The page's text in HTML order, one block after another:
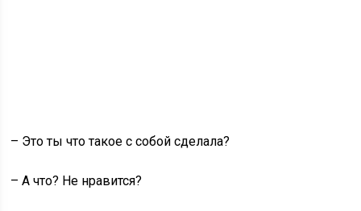
– Это ты что такое с собой сделала?
– А что? Не нравится?